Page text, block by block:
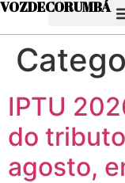
VOZDECORUMBÁ
IPTU
do
agosto,